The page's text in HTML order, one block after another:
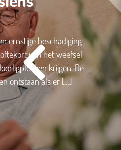
<
ernstige beschadiging
van het weefsel
krijgen. De
ontstaan als er […]